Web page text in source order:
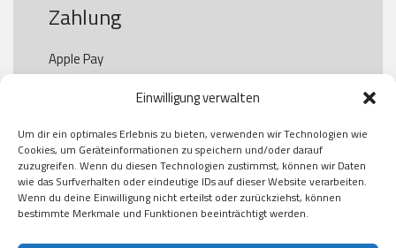
Einwilligung verwalten
Um dir ein optimales Erlebnis zu bieten, verwenden wir Technologien wie
Cookies, um Geräteinformationen zu speichern und/oder darauf
zuzugreifen. Wenn du diesen Technologien zustimmst, können wir Daten
wie das Surfverhalten oder eindeutige IDs auf dieser Website verarbeiten.
Wenn du deine Einwilligung nicht erteilst oder zurückziehst, können
bestimmte Merkmale und Funktionen beeinträchtigt werden.
Zahlung
Apple Pay
Paypal
Kauf auf Rechung
Klarna
American Express